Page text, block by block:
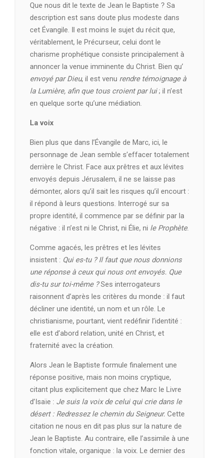
Que nous dit le texte de Jean le Baptiste ? Sa
description est sans doute plus modeste dans
cet Évangile. Il est moins le sujet du récit que,
véritablement, le Précurseur, celui dont le
charisme prophétique consiste principalement à
annoncer la venue imminente du Christ. Bien qu’
envoyé par Dieu, il est venu rendre témoignage à
la Lumière, afin que tous croient par lui; il n’est
en quelque sorte qu’une médiation.
La voix
Bien plus que dans l’Évangile de Marc, ici, le
personnage de Jean semble s’effacer totalement
derrière le Christ. Face aux prêtres et aux lévites
envoyés depuis Jérusalem, il ne se laisse pas
démonter, alors qu’il sait les risques qu’il encourt :
il répond à leurs questions. Interrogé sur sa
propre identité, il commence par se définir par la
négative : il n’est ni le Christ, ni Élie, ni le Prophète.
Comme agacés, les prêtres et les lévites
insistent : Qui es-tu ? Il faut que nous donnions
une réponse à ceux qui nous ont envoyés. Que
dis-tu sur toi-même ?Ses interrogateurs
raisonnent d’après les critères du monde : il faut
décliner une identité, un nom et un rôle. Le
christianisme, pourtant, vient redéfinir l’identité :
elle est d’abord relation, unité en Christ, et
fraternité avec la création.
Alors Jean le Baptiste formule finalement une
réponse positive, mais non moins cryptique,
citant plus explicitement que chez Marc le Livre
d’Isaïe : Je suis la voix de celui qui crie dans le
désert : Redressez le chemin du Seigneur. Cette
citation ne nous en dit pas plus sur la nature de
Jean le Baptiste. Au contraire, elle l’assimile à une
fonction vitale, organique : la voix. Le dernier des